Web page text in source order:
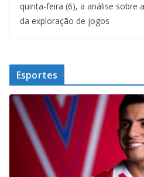
quinta-feira (6), a análise sobre
da exploração de jogos
Esportes